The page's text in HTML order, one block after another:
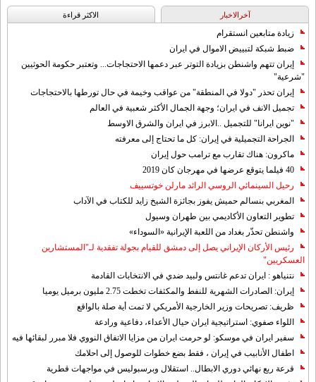
آخرالاخبار الاکثر قراءة
زيادة متابعين انستقرام
ضبط شبكة لتبييض الاموال في ايران
إيران تتهم واشنطن بزيادة التوتر عبر دعمها الاحتجاجات... وتعتبر حكومة الحوثيين
"شرعية"
إيران تحذر "دولا في المنطقة" من عواقب وخيمة في حال تورطها بالاحتجاجات
تجميل الانف في ايران؛ وجهة الجمال الأكثر شعبية في العالم
"نوين ايرانا" للتجميل ..الابرز في ايران والشرق الاوسط
الجراحة التجميلية في إيران: كل ما تحتاج إلى معرفته
ماكرون: هناك تقارب مع ترامب حول إيران
40 فيلما يتوقع عرضها في مهرجان كان 2019
رحيل السينمائي الروسي الرائد مارلن خوتسييف
المغربي بنسالم حميش يفوز بجائزة الشيخ زايد للكتاب في الآداب
تطوير التعاون الأكاديمي بين طهران وسيول
واشنطن تحذّر بغداد من اللعبة الإيرانية «السوداء»
رئيس الأركان الإيراني يصل إلى دمشق للقيام بجولة تفقدية لـ"المستشارين
العسكريين"
نتنياهو : ايران تدعم غانتس ولبيد ضدي في الانتخابات القادمة
إيران: الصادرات الشهریة للنفط والمكثفات تخطت 2.75 مليون برميل يوميا
ظريف: تصريحات وزير الخارجية الأمريكي لا تمت أية صلة بالواقع
اللواء صفوي: استراتيجية ايران حيال الأعداء، دفاعية ورادعة
سفير ايران في موسكو: لو حرمت ايران من مزايا الاتفاق النووي فلا مبرر لبقائها فيه
اطفال الأنابيب في إيران ، فقط بضع خطوات للوصول إلى احلامك
قرعة ربع نهائي دوري الابطال.. استقلال وبرسبوليس في مواجهات قطرية